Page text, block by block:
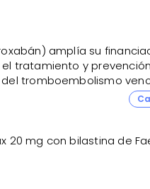
amplía su
el tratamiento y
tromboembolismo
20 mg con bilastina de